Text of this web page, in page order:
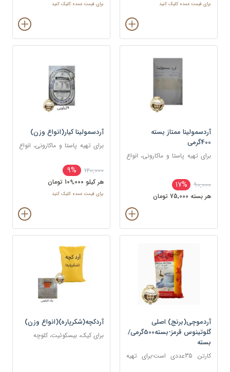
برای قیمت عمده کلیک کنید برای قیمت عمده کلیک کنید
آردسمولینا ممتاز بسته
400گرمی
برای تهیه پاستا و ماکارونی، انواع
پودینگ، حلوای سمولینا)
90,000
17%
هر بسته 75,000 تومان
آردسمولینا کیار(انواع وزن)
برای تهیه پاستا و ماکارونی، انواع
بیسکوئیت‌ها، دسرها (مانند فرنی،
پودینگ، حلوای سمولینا)
120,000
9%
هر کيلو 109,000 تومان
برای قیمت عمده کلیک کنید
آردموچی(برنج) اصلی
گلوتینوس قرمز-بسته500گرمی/
بسته
کارتن 35عددی است-برای تهیه
آردکچه(شکرپاره)(انواع وزن)
برای کیک، بیسکوئیت، کلوچه